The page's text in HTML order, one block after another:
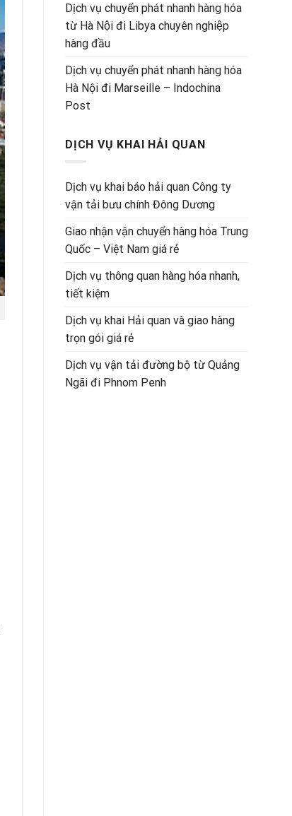
Dịch vụ chuyển phát nhanh hàng hóa
từ Hà Nội đi Libya chuyên nghiệp
hàng đầu
Dịch vụ chuyển phát nhanh hàng hóa
Hà Nội đi Marseille – Indochina
Post
DỊCH VỤ KHAI HẢI QUAN
Dịch vụ khai báo hải quan Công ty
vận tải bưu chính Đông Dương
Giao nhận vận chuyển hàng hóa Trung
Quốc – Việt Nam giá rẻ
Dịch vụ thông quan hàng hóa nhanh,
tiết kiệm
Dịch vụ khai Hải quan và giao hàng
trọn gói giá rẻ
Dịch vụ vận tải đường bộ từ Quảng
Ngãi đi Phnom Penh